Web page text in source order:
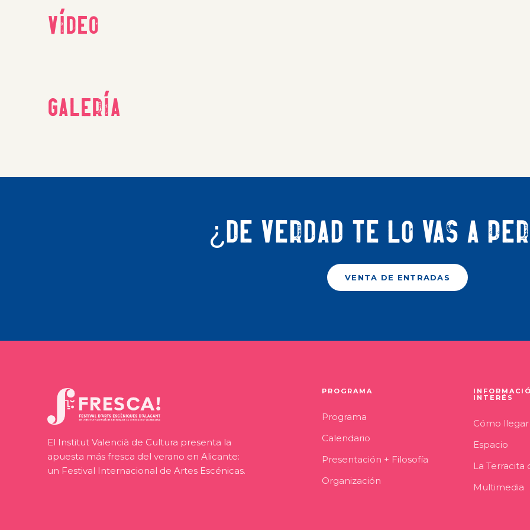
Vídeo
Galería
¿De verdad te lo vas a
VENTA DE ENTRADAS
El Institut Valencià de Cultura presenta la
apuesta más fresca del verano en Alicante:
un Festival Internacional de Artes Escénicas.
PROGRAMA
Programa
Calendario
Presentación + Filosofía
Organización
INTERÉS
Cómo llegar
Espacio
La Terracita
Multimedia